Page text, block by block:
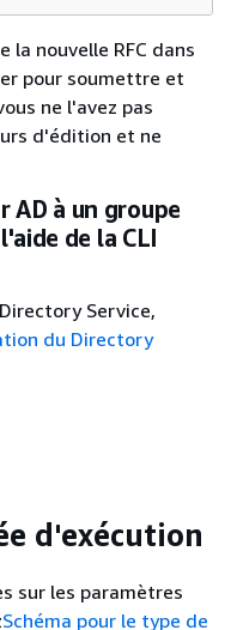
nouvelle RFC dans
pour soumettre et
ne l'avez pas
d'édition et ne
AD à un groupe
de la CLI
Service,
du Directory
d'exécution
sur les paramètres
Schéma pour le type de